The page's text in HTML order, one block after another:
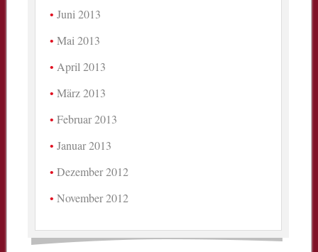
Juni 2013
Mai 2013
April 2013
März 2013
Februar 2013
Januar 2013
Dezember 2012
November 2012